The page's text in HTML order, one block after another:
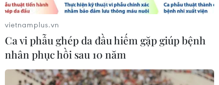
vietnamplus.vn
Ca vi phẫu ghép da đầu hiếm gặp giúp bệnh
nhân phục hồi sau 10 năm